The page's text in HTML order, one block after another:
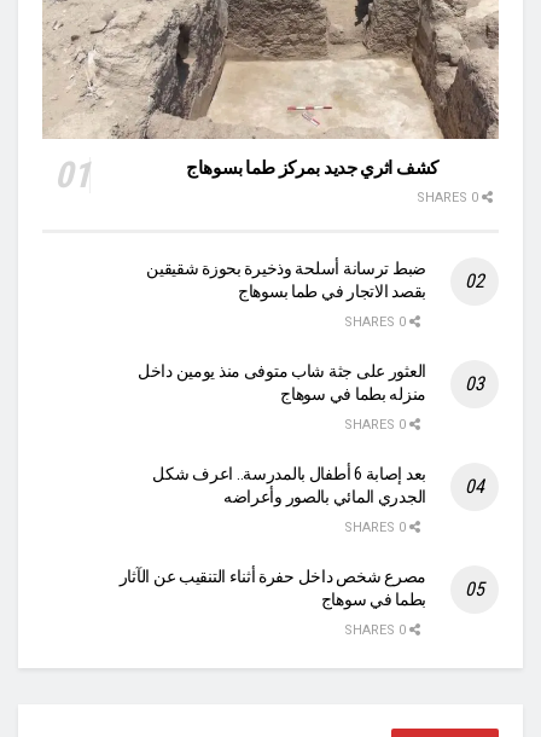
كشف اثري جديد بمركز طما بسوهاج
ضبط ترسانة أسلحة وذخيرة بحوزة شقيقين
بقصد الاتجار في طما بسوهاج
العثور على جثة شاب متوفى منذ يومين داخل
منزله بطما في سوهاج
بعد إصابة 6 أطفال بالمدرسة.. اعرف شكل
الجدري المائي بالصور وأعراضه
مصرع شخص داخل حفرة أثناء التنقيب عن الآثار
بطما في سوهاج